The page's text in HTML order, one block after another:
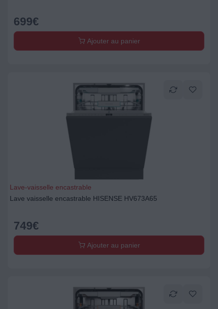
699€
Ajouter au panier
Lave-vaisselle encastrable
Lave vaisselle encastrable HISENSE HV673A65
749€
Ajouter au panier